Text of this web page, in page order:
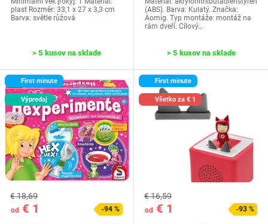
plast Rozměr: ‎33,1 x 27 x 3,3 cm
Barva: světle růžová
> 5 kusov na sklade
(ABS). Barva: Kulatý. Značka:
Aomig. Typ montáže: montáž na
rám dveří. Cílový…
> 5 kusov na sklade
First minute
Výpredaj
+2
od € 1
€ 18,69
-94 %
First minute
Všetko za € 1
od € 1
€ 16,59
-93 %